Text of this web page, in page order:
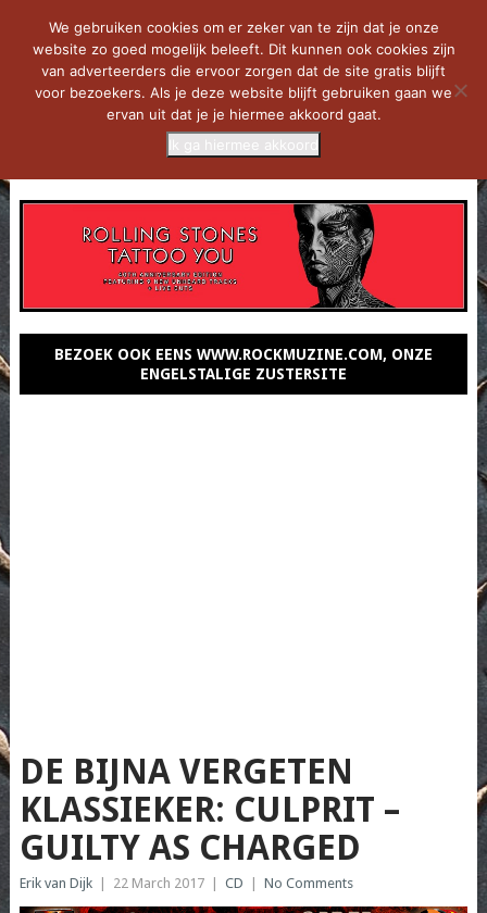
BEZOEK OOK EENS WWW.ROCKMUZINE.COM, ONZE
ENGELSTALIGE ZUSTERSITE
DE BIJNA VERGETEN
KLASSIEKER: CULPRIT –
GUILTY AS CHARGED
Erik van Dijk 22 March 2017 CD No Comments
We gebruiken cookies om er zeker van te zijn dat je onze
website zo goed mogelijk beleeft. Dit kunnen ook cookies zijn
van adverteerders die ervoor zorgen dat de site gratis blijft
voor bezoekers. Als je deze website blijft gebruiken gaan we
ervan uit dat je je hiermee akkoord gaat.
Ik ga hiermee akkoord